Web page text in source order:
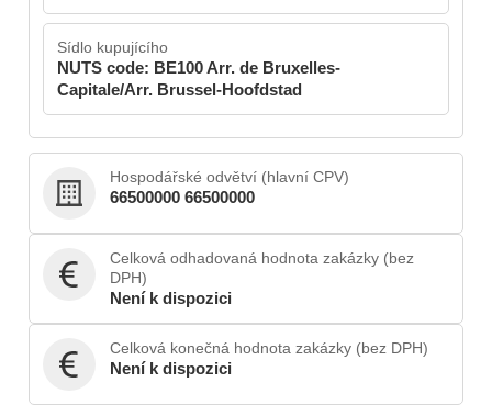
Sídlo kupujícího
NUTS code: BE100 Arr. de Bruxelles-
Capitale/Arr. Brussel-Hoofdstad
Hospodářské odvětví (hlavní CPV)
66500000 66500000
Celková odhadovaná hodnota zakázky (bez
DPH)
Není k dispozici
Celková konečná hodnota zakázky (bez DPH)
Není k dispozici